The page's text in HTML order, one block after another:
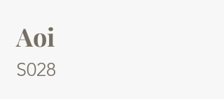
Aoi
S028